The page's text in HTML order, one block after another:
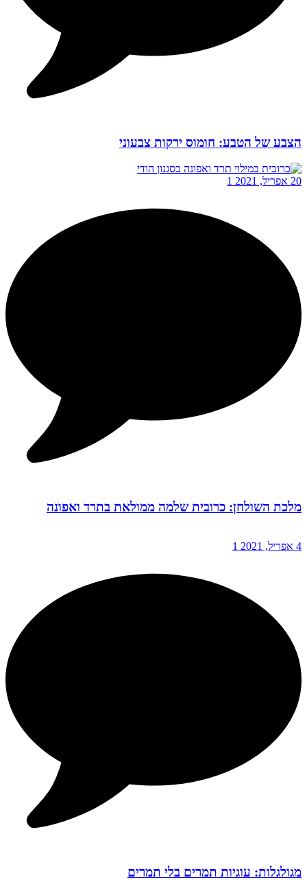
הצבע של הטבע: חומוס ירקות צבעוני
20 אפריל, 2021 1
מלכת השולחן: כרובית שלמה ממולאת בתרד ואפונה
4 אפריל, 2021 1
מגולגלות: עוגיות תמרים בלי תמרים